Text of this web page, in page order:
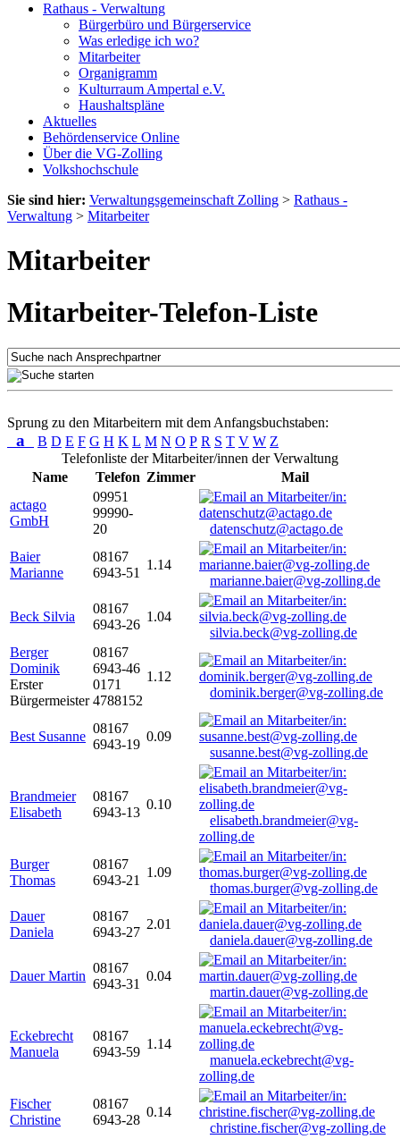
Rathaus - Verwaltung
Bürgerbüro und Bürgerservice
Was erledige ich wo?
Mitarbeiter
Organigramm
Kulturraum Ampertal e.V.
Haushaltspläne
Aktuelles
Behördenservice Online
Über die VG-Zolling
Volkshochschule
Sie sind hier: Verwaltungsgemeinschaft Zolling > Rathaus -
Verwaltung > Mitarbeiter
Mitarbeiter
Mitarbeiter-Telefon-Liste
Sprung zu den Mitarbeitern mit dem Anfangsbuchstaben:
a B D E F G H K L M N O P R S T V W Z
Telefonliste der Mitarbeiter/innen der Verwaltung
Name
Telefon Zimmer
Mail
actago
GmbH
09951
99990-
20
datenschutz@actago.de
Baier
Marianne
08167
6943-51
1.14
marianne.baier@vg-zolling.de
Beck Silvia
08167
6943-26
1.04
silvia.beck@vg-zolling.de
Berger
Dominik
Erster
Bürgermeister
08167
6943-46
0171
4788152
1.12
dominik.berger@vg-zolling.de
Best Susanne
08167
6943-19
0.09
susanne.best@vg-zolling.de
Brandmeier
Elisabeth
08167
6943-13
0.10
elisabeth.brandmeier@vg-
zolling.de
Burger
Thomas
08167
6943-21
1.09
thomas.burger@vg-zolling.de
Dauer
Daniela
08167
6943-27
2.01
daniela.dauer@vg-zolling.de
Dauer Martin
08167
6943-31
0.04
martin.dauer@vg-zolling.de
Eckebrecht
Manuela
08167
6943-59
1.14
manuela.eckebrecht@vg-
zolling.de
Fischer
Christine
08167
6943-28
0.14
christine.fischer@vg-zolling.de